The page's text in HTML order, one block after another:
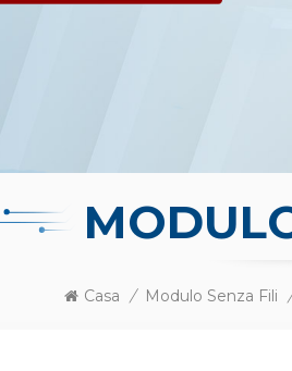
Casa / Modulo Senza Fili /